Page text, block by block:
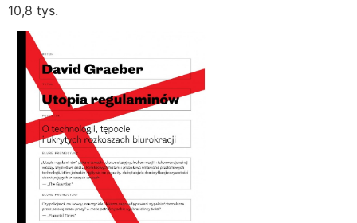
10,8 tys.